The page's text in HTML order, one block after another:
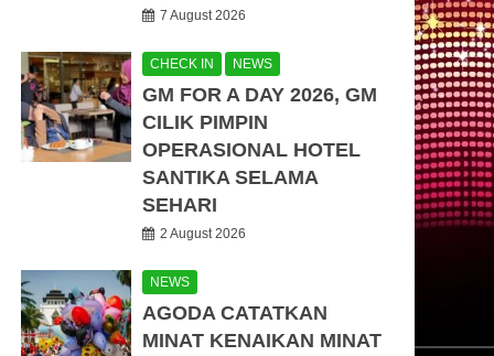
7 August 2026
CHECK IN NEWS
GM FOR A DAY 2026, GM
CILIK PIMPIN
OPERASIONAL HOTEL
SANTIKA SELAMA
SEHARI
2 August 2026
NEWS
AGODA CATATKAN
MINAT KENAIKAN MINAT